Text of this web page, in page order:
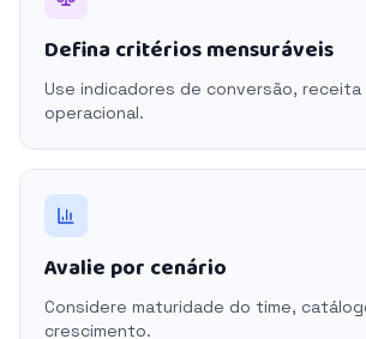
Defina critérios mensuráveis
Use indicadores de conversão,
operacional.
Avalie por cenário
Considere maturidade do time,
crescimento.